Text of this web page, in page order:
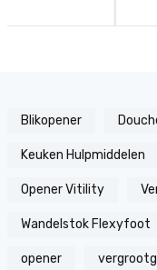
Blikopener
Keuken Hulpmiddelen
Opener Vitility
Wandelstok Flexyfoot
opener